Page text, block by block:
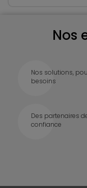
Nos
Nos solutions,
besoins
Des partenaires
confiance